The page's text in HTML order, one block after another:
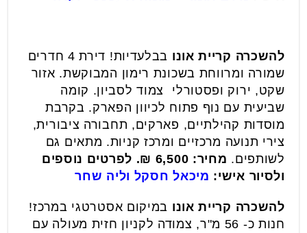
להשכרה קריית אונו
בבלעדיות! דירת 4 חדרים
שמורה ומרווחת בשכונת רימון המבוקשת. אזור
שקט, ירוק ופסטורלי  צמוד לסביון. קומה
שביעית עם נוף פתוח לכיוון הפארק. בקרבת
מוסדות קהילתיים, פארקים, תחבורה ציבורית,
צירי תנועה מרכזיים ומרכז קניות. מתאים גם
לשותפים.
מחיר: 6,500 ₪. לפרטים נוספים
ולסיור אישי: מיכאל חסקל וליה שחר
להשכרה קריית אונו במיקום אסטרטגי במרכז!
חנות כ- 56 מ"ר, צמודה לקניון חזית מעולה עם